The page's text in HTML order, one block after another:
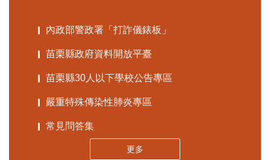
內政部警政署「打詐儀錶板」
苗栗縣政府資料開放平臺
苗栗縣30人以下學校公告專區
嚴重特殊傳染性肺炎專區
常見問答集
更多